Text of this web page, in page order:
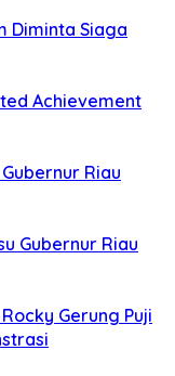
Diminta Siaga
Achievement
Riau
Gubernur Riau
Gerung Puji